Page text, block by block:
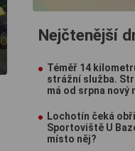
Nejčtenější
Téměř 14
strážní služba.
má od srpna nový
Lochotín čeká
Sportoviště U
místo něj?